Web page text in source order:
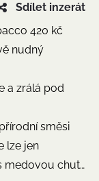
Sdílet inzerát
420 kč
nudný
směsi
lze jen